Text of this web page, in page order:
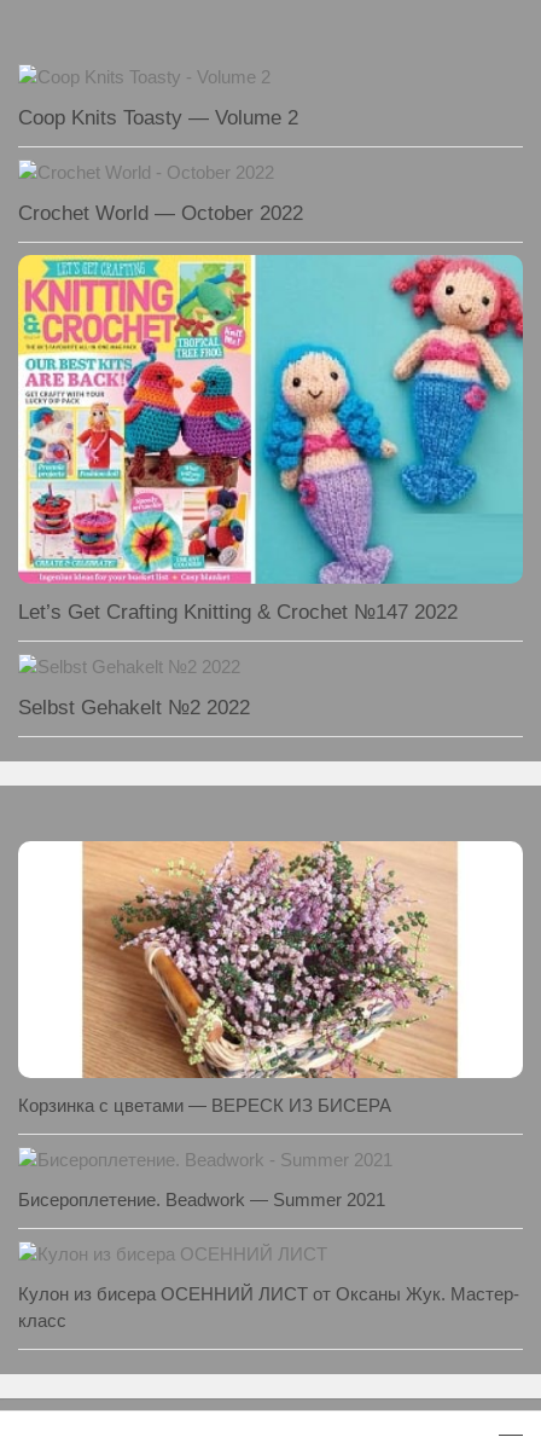
Coop Knits Toasty — Volume 2
Crochet World — October 2022
Let’s Get Crafting Knitting & Crochet №147 2022
Selbst Gehakelt №2 2022
Корзинка с цветами — ВЕРЕСК ИЗ БИСЕРА
Бисероплетение. Beadwork — Summer 2021
Кулон из бисера ОСЕННИЙ ЛИСТ от Оксаны Жук. Мастер-
класс